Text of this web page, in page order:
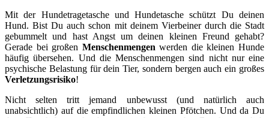
Mit der Hundetragetasche und Hundetasche schützt Du deinen
Hund. Bist Du auch schon mit deinem Vierbeiner durch die Stadt
gebummelt und hast Angst um deinen kleinen Freund gehabt?
Gerade bei großen Menschenmengen werden die kleinen Hunde
häufig übersehen. Und die Menschenmengen sind nicht nur eine
psychische Belastung für dein Tier, sondern bergen auch ein großes
Verletzungsrisiko!
Nicht selten tritt jemand unbewusst (und natürlich auch
unabsichtlich) auf die empfindlichen kleinen Pfötchen. Und da Du